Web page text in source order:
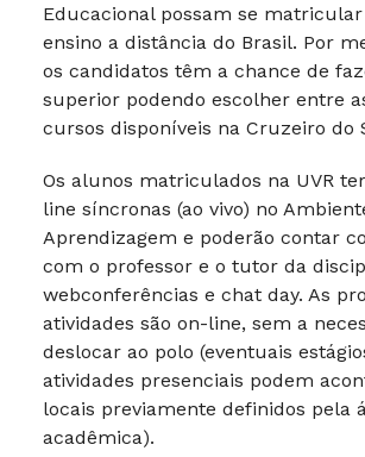
Educacional possam se
ensino a distância do Brasil. Por
os candidatos têm a chance de
superior podendo escolher entre
cursos disponíveis na Cruzeiro do
Os alunos matriculados na UVR
line síncronas (ao vivo) no
Aprendizagem e poderão contar
com o professor e o tutor da
webconferências e chat day. As
atividades são on-line, sem a
deslocar ao polo (eventuais
atividades presenciais podem
locais previamente definidos pela
acadêmica).